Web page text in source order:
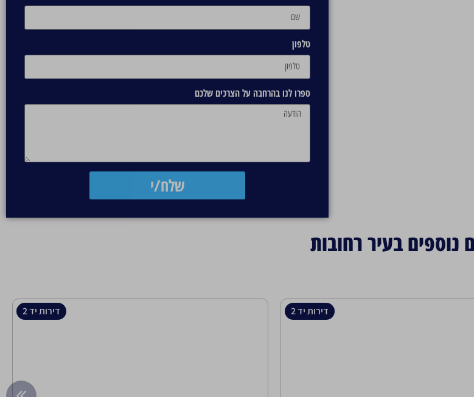
טלפון
ספרו לנו בהרחבה על הצרכים שלכם
שלח/י
נוספים בעיר רחובות
דירות יד 2 דירות יד 2